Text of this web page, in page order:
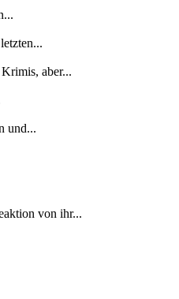
aber...
und...
von ihr...